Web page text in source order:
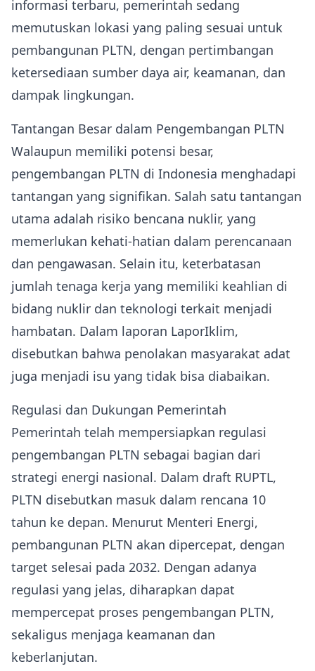
informasi terbaru, pemerintah sedang
memutuskan lokasi yang paling sesuai untuk
pembangunan PLTN, dengan pertimbangan
ketersediaan sumber daya air, keamanan, dan
dampak lingkungan.
Tantangan Besar dalam Pengembangan PLTN
Walaupun memiliki potensi besar,
pengembangan PLTN di Indonesia menghadapi
tantangan yang signifikan. Salah satu tantangan
utama adalah risiko bencana nuklir, yang
memerlukan kehati-hatian dalam perencanaan
dan pengawasan. Selain itu, keterbatasan
jumlah tenaga kerja yang memiliki keahlian di
bidang nuklir dan teknologi terkait menjadi
hambatan. Dalam laporan LaporIklim,
disebutkan bahwa penolakan masyarakat adat
juga menjadi isu yang tidak bisa diabaikan.
Regulasi dan Dukungan Pemerintah
Pemerintah telah mempersiapkan regulasi
pengembangan PLTN sebagai bagian dari
strategi energi nasional. Dalam draft RUPTL,
PLTN disebutkan masuk dalam rencana 10
tahun ke depan. Menurut Menteri Energi,
pembangunan PLTN akan dipercepat, dengan
target selesai pada 2032. Dengan adanya
regulasi yang jelas, diharapkan dapat
mempercepat proses pengembangan PLTN,
sekaligus menjaga keamanan dan
keberlanjutan.